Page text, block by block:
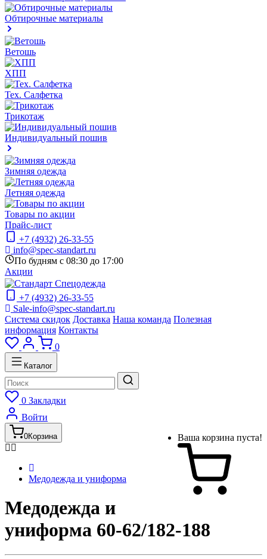
Обтирочные материалы
Ветошь
ХПП
Тех. Салфетка
Трикотаж
Индивидуальный пошив
Зимняя одежда
Летняя одежда
Товары по акции
Прайс-лист
+7 (4932) 26-33-55
info@spec-standart.ru
По будням с 08:30 до 17:00
Акции
+7 (4932) 26-33-55
Sale-info@spec-standart.ru
Система скидок Доставка Наша команда Полезная
информация Контакты
0
Каталог
0 Закладки
Войти
0Корзина Ваша корзина пуста!
Медодежда и униформа
Медодежда и
униформа 60-62/182-188